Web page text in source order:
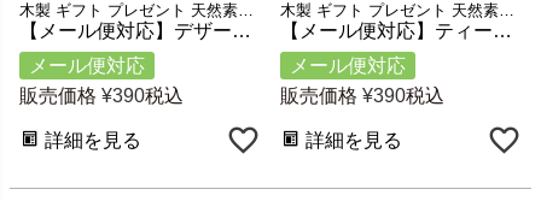
【メール便対応】デザートフォーク フォーク 育てる木のカトラリー Alami 天然木 ロンガンウッド 竜眼 無塗装 [51227]【 ハンドメイド キッチンツール キッチン雑貨 手作り 職人 ベトナム ナチュラル おしゃれ リゾート アジアン雑貨 】
メール便対応
販売価格 ¥390税込
詳細を見る
【メール便対応】ティースプーン スプーン 育てる木のカトラリー Alami 天然木 ロンガンウッド 竜眼 無塗装 [51228]【 ハンドメイド キッチンツール キッチン雑貨 手作り 職人 ベトナム ナチュラル おしゃれ リゾート アジアン雑貨 】
メール便対応
販売価格 ¥390税込
詳細を見る